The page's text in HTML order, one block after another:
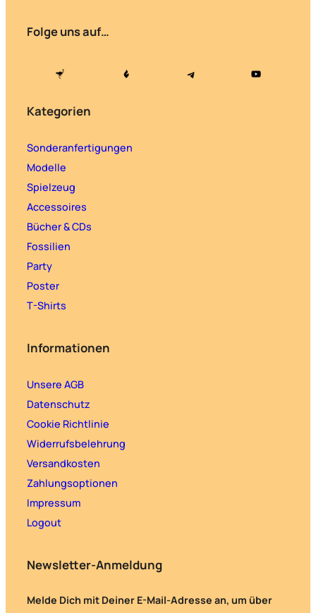
Folge uns auf…
Kategorien
Sonderanfertigungen
Modelle
Spielzeug
Accessoires
Bücher & CDs
Fossilien
Party
Poster
T-Shirts
Informationen
Unsere AGB
Datenschutz
Cookie Richtlinie
Widerrufsbelehrung
Versandkosten
Zahlungsoptionen
Impressum
Logout
Newsletter-Anmeldung
Melde Dich mit Deiner E-Mail-Adresse an, um über